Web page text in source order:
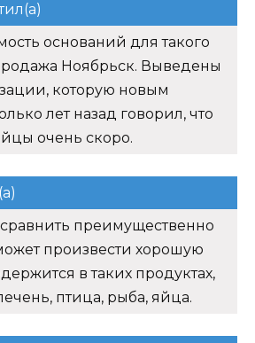
оснований для такого
Ноябрьск. Выведены
которую новым
лет назад говорил, что
очень скоро.
преимущественно
произвести хорошую
в таких продуктах,
птица, рыба, яйца.